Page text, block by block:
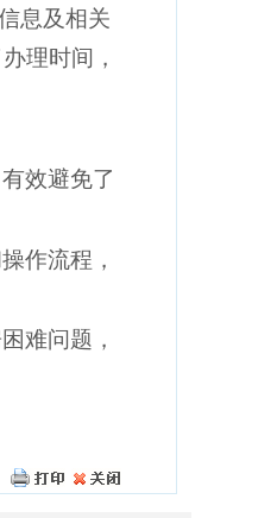
息及相关
理时间，
效避免了
作流程，
难问题，